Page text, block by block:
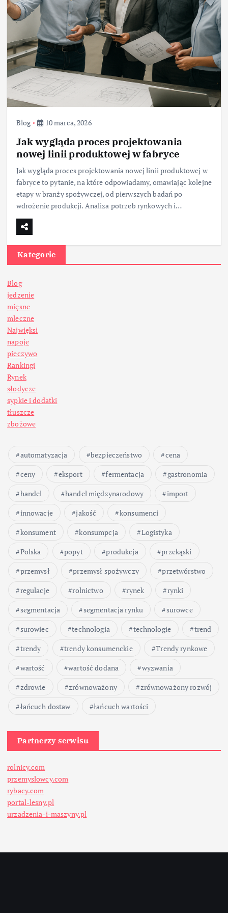
Blog 10 marca, 2026
Jak wygląda proces projektowania
nowej linii produktowej w fabryce
Jak wygląda proces projektowania nowej linii produktowej w
fabryce to pytanie, na które odpowiadamy, omawiając kolejne
etapy w branży spożywczej, od pierwszych badań po
wdrożenie produkcji. Analiza potrzeb rynkowych i…
Kategorie
Blog
jedzenie
mięsne
mleczne
Najwięksi
napoje
pieczywo
Rankingi
Rynek
słodycze
sypkie i dodatki
tłuszcze
zbożowe
automatyzacja bezpieczeństwo
cena
ceny
eksport fermentacja
gastronomia
handel
handel międzynarodowy
import
innowacje
jakość
konsumenci
konsument
konsumpcja
Logistyka
Polska
popyt produkcja
przekąski
przemysł
przemysł spożywczy
przetwórstwo
regulacje
rolnictwo rynek
rynki
segmentacja
segmentacja rynku
surowce
surowiec
technologia technologie
trend
trendy
trendy konsumenckie
Trendy rynkowe
wartość
wartość dodana
wyzwania
zdrowie
zrównoważony
zrównoważony rozwój
łańcuch dostaw
łańcuch wartości
Partnerzy serwisu
rolnicy.com
przemyslowcy.com
rybacy.com
portal-lesny.pl
urzadzenia-i-maszyny.pl